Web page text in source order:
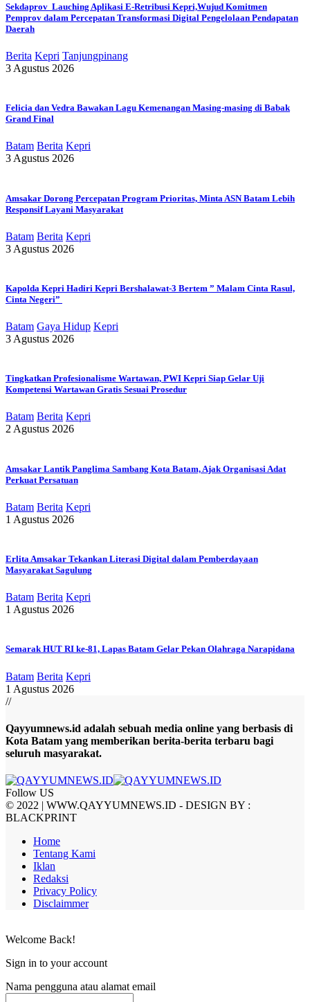
Sekdaprov Lauching Aplikasi E-Retribusi Kepri,Wujud Komitmen
Pemprov dalam Percepatan Transformasi Digital Pengelolaan Pendapatan
Daerah
Berita Kepri Tanjungpinang
3 Agustus 2026
Felicia dan Vedra Bawakan Lagu Kemenangan Masing-masing di Babak
Grand Final
Batam Berita Kepri
3 Agustus 2026
Amsakar Dorong Percepatan Program Prioritas, Minta ASN Batam Lebih
Responsif Layani Masyarakat
Batam Berita Kepri
3 Agustus 2026
Kapolda Kepri Hadiri Kepri Bershalawat-3 Bertem ” Malam Cinta Rasul,
Cinta Negeri”
Batam Gaya Hidup Kepri
3 Agustus 2026
Tingkatkan Profesionalisme Wartawan, PWI Kepri Siap Gelar Uji
Kompetensi Wartawan Gratis Sesuai Prosedur
Batam Berita Kepri
2 Agustus 2026
Amsakar Lantik Panglima Sambang Kota Batam, Ajak Organisasi Adat
Perkuat Persatuan
Batam Berita Kepri
1 Agustus 2026
Erlita Amsakar Tekankan Literasi Digital dalam Pemberdayaan
Masyarakat Sagulung
Batam Berita Kepri
1 Agustus 2026
Semarak HUT RI ke-81, Lapas Batam Gelar Pekan Olahraga Narapidana
Batam Berita Kepri
1 Agustus 2026
//
Qayyumnews.id adalah sebuah media online yang berbasis di
Kota Batam yang memberikan berita-berita terbaru bagi
seluruh masyarakat.
Follow US
© 2022 | WWW.QAYYUMNEWS.ID - DESIGN BY :
BLACKPRINT
Home
Tentang Kami
Iklan
Redaksi
Privacy Policy
Disclaimmer
Welcome Back!
Sign in to your account
Nama pengguna atau alamat email